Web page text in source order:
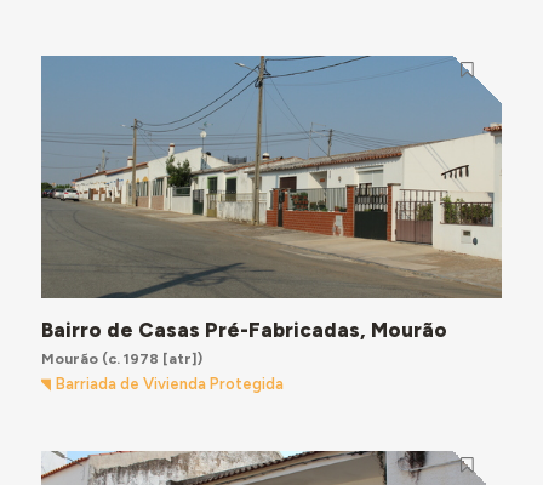
Bairro de Casas Pré-Fabricadas, Mourão
Mourão(c. 1978 [atr])
Barriada de Vivienda Protegida